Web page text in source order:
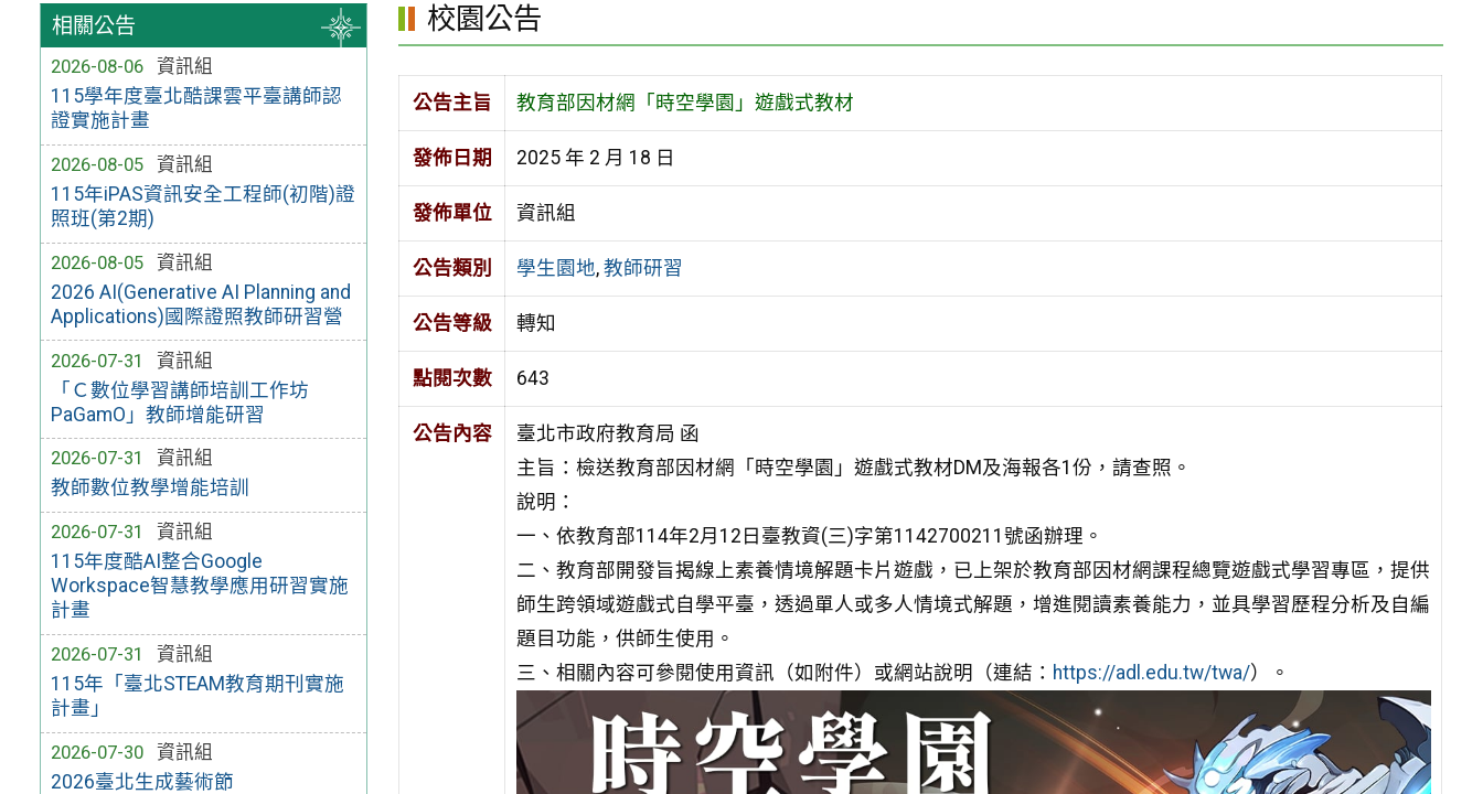
相關公告
2026-08-06
資訊組
115學年度臺北酷課雲平臺講師認
證實施計畫
2026-08-05
資訊組
115年iPAS資訊安全工程師(初階)證
照班(第2期)
2026-08-05
資訊組
2026 AI(Generative AI Planning and
Applications)國際證照教師研習營
2026-07-31
資訊組
「Ｃ數位學習講師培訓工作坊
PaGamO」教師增能研習
2026-07-31
資訊組
教師數位教學增能培訓
2026-07-31
資訊組
115年度酷AI整合Google
Workspace智慧教學應用研習實施
計畫
2026-07-31
資訊組
115年「臺北STEAM教育期刊實施
計畫」
2026-07-30
資訊組
2026臺北生成藝術節
校園公告
公告主旨 教育部因材網「時空學園」遊戲式教材
發佈日期 2025 年 2 月 18 日
發佈單位 資訊組
公告類別 學生園地, 教師研習
公告等級 轉知
點閱次數 643
公告內容
臺北市政府教育局 函
主旨：檢送教育部因材網「時空學園」遊戲式教材DM及海報各1份，請查照。
說明：
一、依教育部114年2月12日臺教資(三)字第1142700211號函辦理。
二、教育部開發旨揭線上素養情境解題卡片遊戲，已上架於教育部因材網課程總覽遊戲式學習專區，提供
師生跨領域遊戲式自學平臺，透過單人或多人情境式解題，增進閱讀素養能力，並具學習歷程分析及自編
題目功能，供師生使用。
三、相關內容可參閱使用資訊（如附件）或網站說明（連結： https://adl.edu.tw/twa/）。